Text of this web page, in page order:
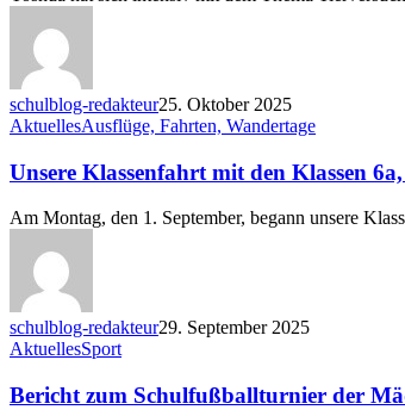
die
Kulissen
schulblog-redakteur25. Oktober 2025
Unsere
mit
den
Klassen
6a,
und
6c
AktuellesAusflüge, Fahrten, Wandertage
Unsere Klassenfahrt mit den Klassen
Am Montag, den 1. September, begann unsere
schulblog-redakteur29. September 2025
Bericht
Schulfußballturnier
AktuellesSport
Bericht zum Schulfußballturnier der